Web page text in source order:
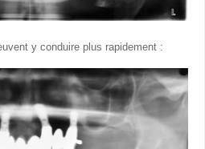
y conduire plus rapidement :